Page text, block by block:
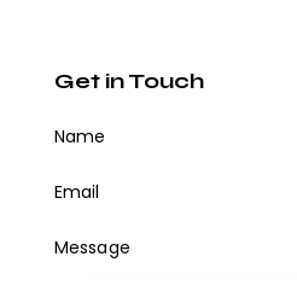
Get in Touch